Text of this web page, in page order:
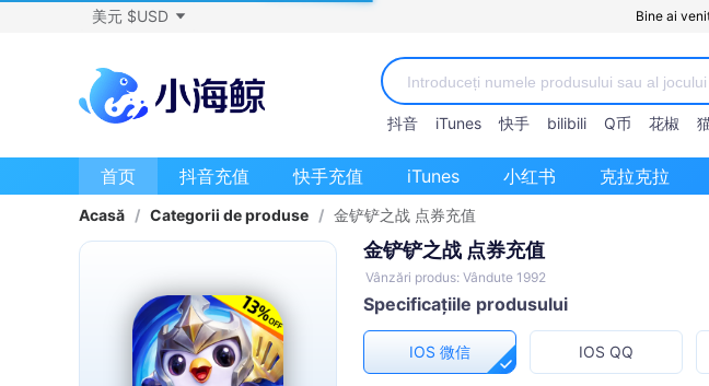
美元 $USD Bine ai
抖音 iTunes 快手 bilibili Q币 花椒
首页 抖音充值 快手充值 iTunes 小红书 克拉克拉
Acasă / Categorii de produse / 金铲铲之战 点券充值
金铲铲之战 点券充值
Vânzări produs: Vândute 1992
Specificațiile produsului
IOS 微信 IOS QQ